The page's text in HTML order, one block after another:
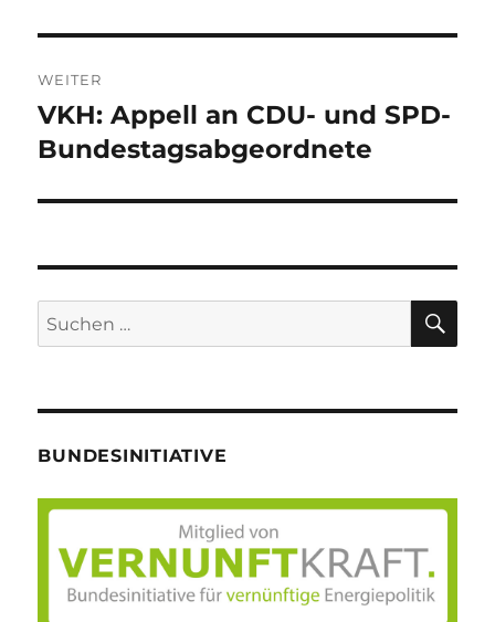
WEITER
Nächster
Beitrag:
VKH: Appell an CDU- und SPD-
Bundestagsabgeordnete
Suche
nach:
BUNDESINITIATIVE